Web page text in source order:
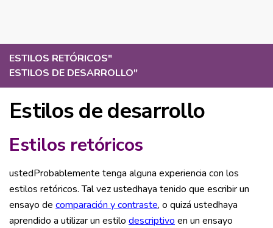
ESTILOS RETÓRICOS"
ESTILOS DE DESARROLLO"
Estilos de desarrollo
Estilos retóricos
ustedProbablemente tenga alguna experiencia con los
estilos retóricos. Tal vez ustedhaya tenido que escribir un
ensayo de comparación y contraste, o quizá ustedhaya
aprendido a utilizar un estilo descriptivo en un ensayo